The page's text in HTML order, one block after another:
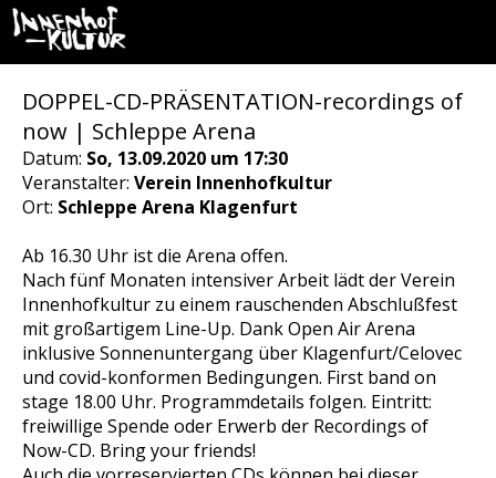
DOPPEL-CD-PRÄSENTATION-recordings of
now | Schleppe Arena
Datum: So, 13.09.2020 um 17:30
Veranstalter: Verein Innenhofkultur
Ort: Schleppe Arena Klagenfurt
Ab 16.30 Uhr ist die Arena offen.
Nach fünf Monaten intensiver Arbeit lädt der Verein
Innenhofkultur zu einem rauschenden Abschlußfest
mit großartigem Line-Up. Dank Open Air Arena
inklusive Sonnenuntergang über Klagenfurt/Celovec
und covid-konformen Bedingungen. First band on
stage 18.00 Uhr. Programmdetails folgen. Eintritt:
freiwillige Spende oder Erwerb der Recordings of
Now-CD. Bring your friends!